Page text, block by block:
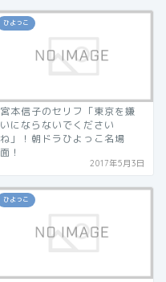
ひよっこ
宮本信子のセリフ「東京を嫌
いにならないでください
ね」！朝ドラひよっこ名場
面！
2017年5月3日
ひよっこ